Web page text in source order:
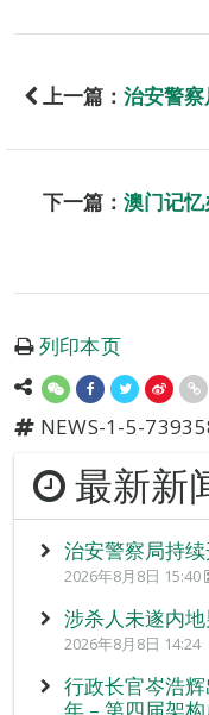
上一篇： 治安警
下一篇： 澳门记
列印本页
NEWS-1-5-
最新新
治安警察局持
2026年8月8日 15:40
涉杀人未遂内
2026年8月8日 14:24
行政长官岑浩
年 – 第四届架构